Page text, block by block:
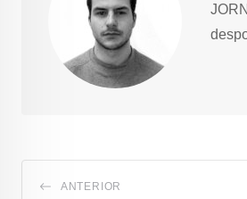
ANTERIOR